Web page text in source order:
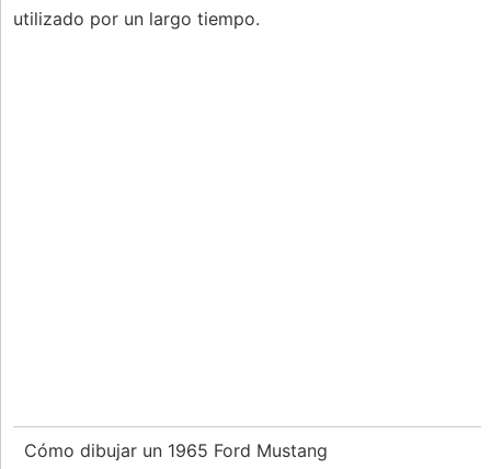
utilizado por un largo tiempo.
Cómo dibujar un 1965 Ford Mustang